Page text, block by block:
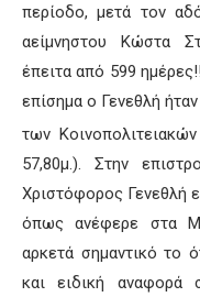
περίοδο, μετά τον
αείμνηστου Κώστα
έπειτα από 599
επίσημα ο Γενεθλή
των
57,80μ.). Στην
Χριστόφορος Γενεθλή
όπως ανέφερε στα
αρκετά σημαντικό το
και ειδική αναφορά